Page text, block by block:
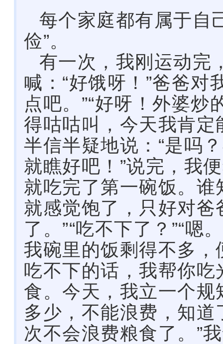
每个家庭都有属于自
俭”。
有一次，我刚运动完
喊：“好饿呀！”爸爸对
点吧。”“好呀！外婆
得咕咕叫，今天我肯定
半信半疑地说：“是吗
就瞧好吧！”说完，我
就吃完了第一碗饭。
就感觉饱了，只好对爸
了。”“吃不下了？”“嗯
我碗里的饭剩得不多，
吃不下的话，我帮你
食。今天，我立一个
多少，不能浪费，知道
次不会浪费粮食了。”